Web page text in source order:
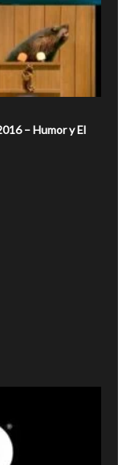
– Humor y El